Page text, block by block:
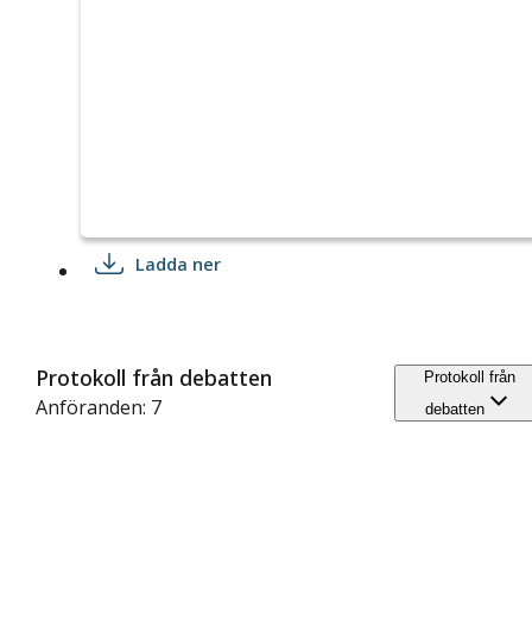
Ladda ner
Protokoll från debatten
Anföranden: 7
Protokoll från
debatten